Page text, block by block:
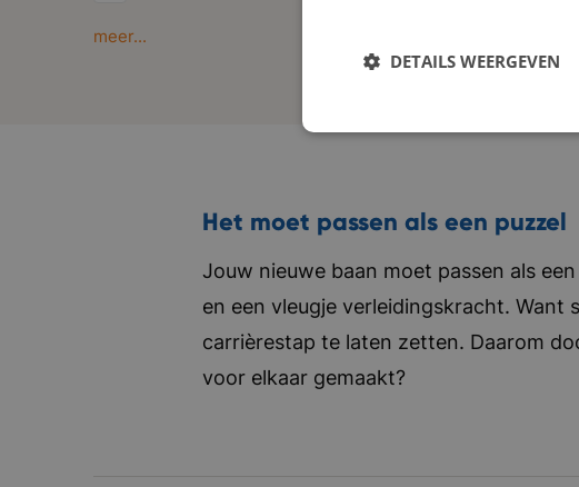
Minder dan 24
meer...
Het moet passen als een puzzel
Jouw nieuwe baan moet passen als
en een vleugje verleidingskracht. Want
carrièrestap te laten zetten. Daarom
voor elkaar gemaakt?
DETAILS WEERGEVEN